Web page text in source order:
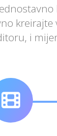
kreirajte
i